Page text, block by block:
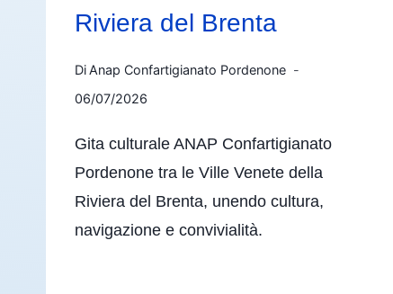
Riviera del Brenta
DiAnap Confartigianato Pordenone
06/07/2026
Gita culturale ANAP Confartigianato
Pordenone tra le Ville Venete della
Riviera del Brenta, unendo cultura,
navigazione e convivialità.